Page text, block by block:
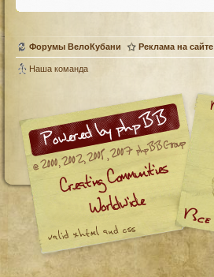
Форумы ВелоКубани Реклама на сайте
Наша команда